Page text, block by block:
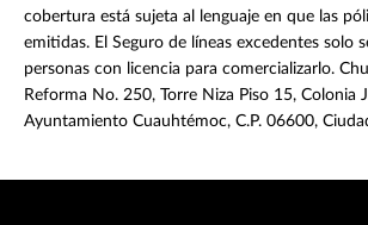
cobertura está sujeta al lenguaje en que las
emitidas. El Seguro de líneas excedentes solo
personas con licencia para comercializarlo.
Reforma No. 250, Torre Niza Piso 15, Colonia
Ayuntamiento Cuauhtémoc, C.P. 06600,